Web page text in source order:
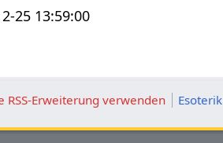
25 13:59:00
RSS-Erweiterung verwenden Esoterik